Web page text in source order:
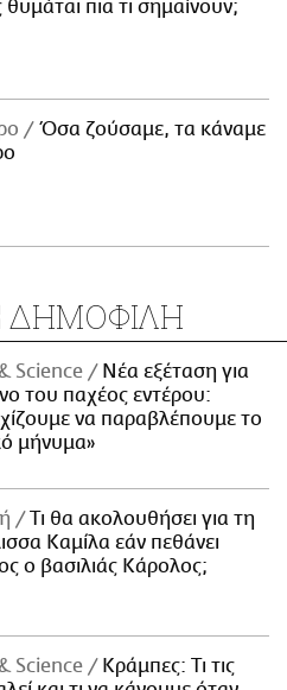
θυμάται πια τι σημαίνουν;
Όσα ζούσαμε, τα κάναμε
ΔΗΜΟΦΙΛΗ
Science
Νέα εξέταση για
του παχέος εντέρου:
να παραβλέπουμε το
μήνυμα»
Τι θα ακολουθήσει για τη
Καμίλα εάν πεθάνει
ο βασιλιάς Κάρολος;
Science
Κράμπες: Τι τις